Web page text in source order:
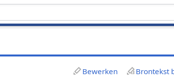
Bewerken Brontekst